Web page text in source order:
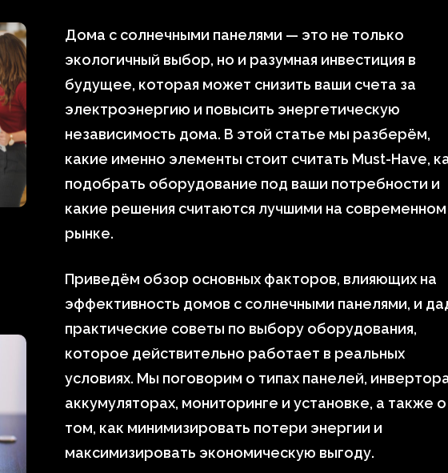
Дома с солнечными панелями — это не только
экологичный выбор, но и разумная инвестиция в
будущее, которая может снизить ваши счета за
электроэнергию и повысить энергетическую
независимость дома. В этой статье мы разберём,
какие именно элементы стоит считать Must-Have,
подобрать оборудование под ваши потребности и
какие решения считаются лучшими на современном
рынке.
Приведём обзор основных факторов, влияющих на
эффективность домов с солнечными панелями, и
практические советы по выбору оборудования,
которое действительно работает в реальных
условиях. Мы поговорим о типах панелей,
аккумуляторах, мониторинге и установке, а также о
том, как минимизировать потери энергии и
максимизировать экономическую выгоду.